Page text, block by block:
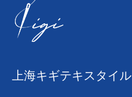
上海キギテキスタイル